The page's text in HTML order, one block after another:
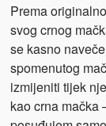
Prema
svog crnog
se kasno
spomenutog
izmijeniti tijek
kao crna mačka